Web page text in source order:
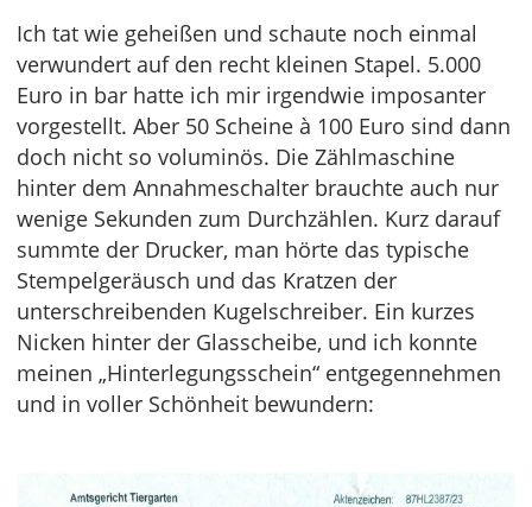
Ich tat wie geheißen und schaute noch einmal
verwundert auf den recht kleinen Stapel. 5.000
Euro in bar hatte ich mir irgendwie imposanter
vorgestellt. Aber 50 Scheine à 100 Euro sind dann
doch nicht so voluminös. Die Zählmaschine
hinter dem Annahmeschalter brauchte auch nur
wenige Sekunden zum Durchzählen. Kurz darauf
summte der Drucker, man hörte das typische
Stempelgeräusch und das Kratzen der
unterschreibenden Kugelschreiber. Ein kurzes
Nicken hinter der Glasscheibe, und ich konnte
meinen „Hinterlegungsschein“ entgegennehmen
und in voller Schönheit bewundern: